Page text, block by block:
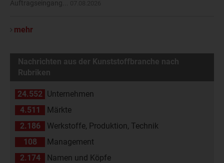
Auftragseingang...
mehr
Nachrichten aus der Kunststoffbranche nach
Rubriken
24.552 Unternehmen
4.511
Märkte
2.186
Werkstoffe, Produktion, Technik
108
Management
2.174
Namen und Köpfe